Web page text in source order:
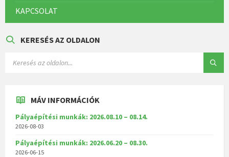
KAPCSOLAT
KERESÉS AZ OLDALON
MÁV INFORMÁCIÓK
Pályaépítési munkák: 2026.08.10 – 08.14.
2026-08-03
Pályaépítési munkák: 2026.06.20 – 08.30.
2026-06-15